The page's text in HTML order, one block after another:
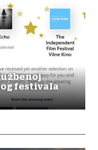
festivala